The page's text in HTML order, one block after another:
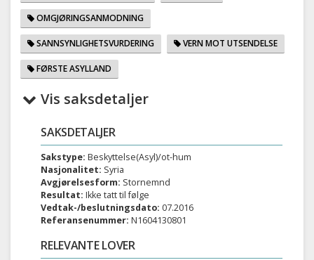
OMGJØRINGSANMODNING
SANNSYNLIGHETSVURDERING VERN MOT UTSENDELSE
FØRSTE ASYLLAND
Vis saksdetaljer
SAKSDETALJER
Sakstype: Beskyttelse(Asyl)/ot-hum
Nasjonalitet: Syria
Avgjørelsesform: Stornemnd
Resultat: Ikke tatt til følge
Vedtak-/beslutningsdato: 07.2016
Referansenummer: N1604130801
RELEVANTE LOVER